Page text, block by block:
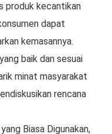
produk kecantikan
dapat
kemasannya.
baik dan sesuai
minat masyarakat
rencana
Biasa Digunakan,